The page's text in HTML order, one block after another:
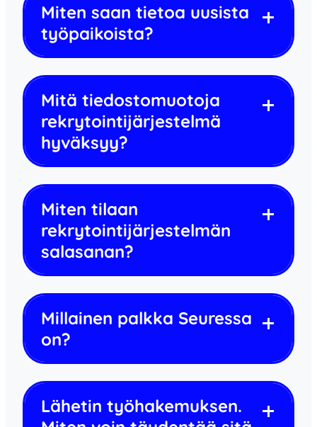
Miten saan tietoa uusista
työpaikoista?
Mitä tiedostomuotoja
rekrytointijärjestelmä
hyväksyy?
Miten tilaan
rekrytointijärjestelmän
salasanan?
Millainen palkka Seuressa
on?
Lähetin työhakemuksen.